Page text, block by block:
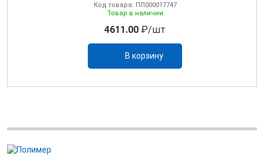
Код товара: ПЛ000017747
Товар в наличии
4611.00 ₽/шт
В корзину